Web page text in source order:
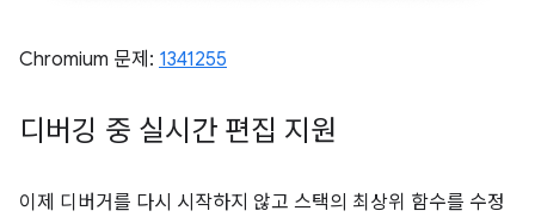
Chromium 문제: 1341255
디버깅 중 실시간 편집 지원
이제 디버거를 다시 시작하지 않고 스택의 최상위 함수를 수정